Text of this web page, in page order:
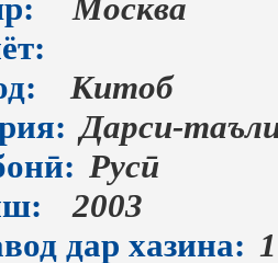
Москва
Китоб
Дарси-
Русӣ
2003
дар хазина: 1